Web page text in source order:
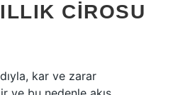
CIROSU
kar ve zarar